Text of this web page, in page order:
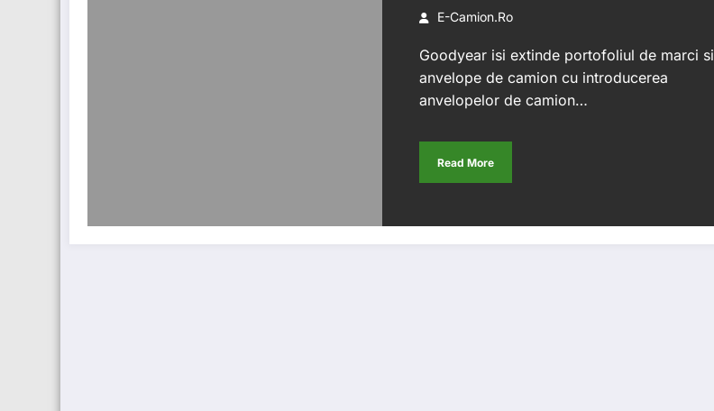
E-Camion.ro
Goodyear isi extinde portofoliul de marci si
anvelope de camion cu introducerea
anvelopelor de camion…
Read More